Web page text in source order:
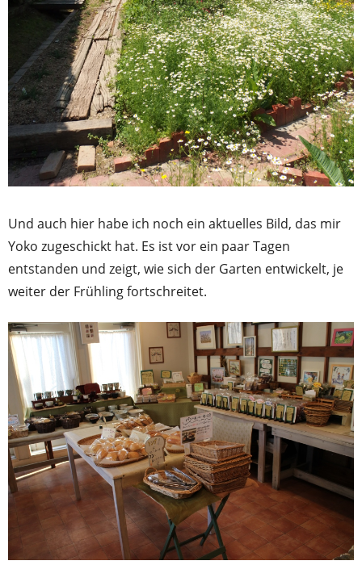
Und auch hier habe ich noch ein aktuelles Bild, das mir
Yoko zugeschickt hat. Es ist vor ein paar Tagen
entstanden und zeigt, wie sich der Garten entwickelt, je
weiter der Frühling fortschreitet.